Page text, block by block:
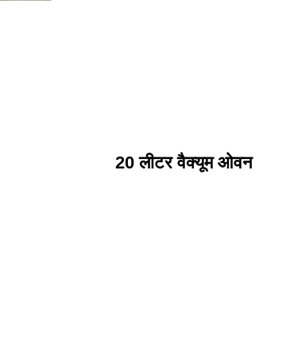
20 लीटर वैक्यूम ओवन